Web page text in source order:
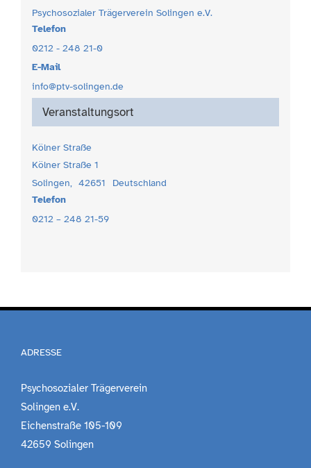
Veranstaltungsort
Kölner Straße
Kölner Straße 1
Solingen, 42651
Deutschland
Telefon
0212 – 248 21-59
Psychosozialer Trägerverein Solingen e.V.
Telefon
0212 - 248 21-0
E-Mail
info@ptv-solingen.de
ADRESSE
Psychosozialer Trägerverein
Solingen e.V.
Eichenstraße 105-109
42659 Solingen